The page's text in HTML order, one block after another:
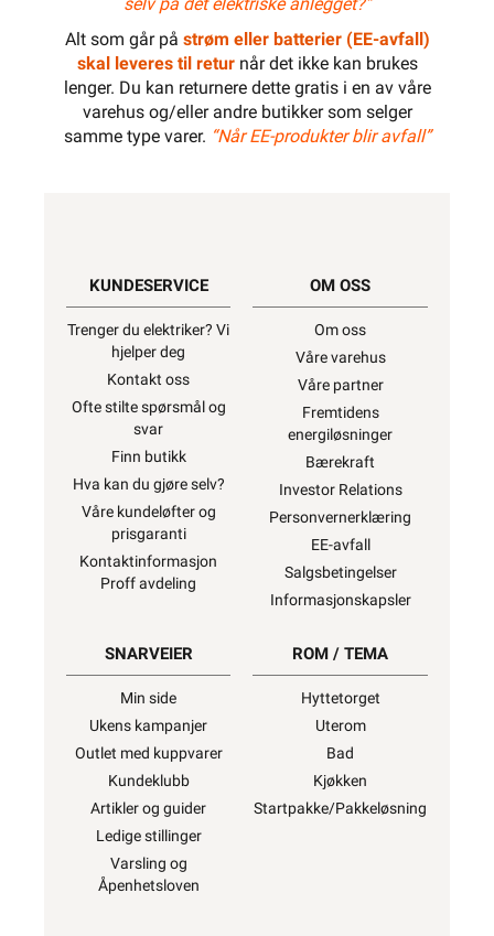
Alt som går på strøm eller batterier (EE-avfall)
skal leveres til returnår det ikke kan brukes
lenger. Du kan returnere dette gratis i en av våre
varehus og/eller andre butikker som selger
samme type varer. “Når EE-produkter blir avfall”
KUNDESERVICE
Trenger du elektriker? Vi
hjelper deg
Kontakt oss
Ofte stilte spørsmål og
svar
Finn butikk
Hva kan du gjøre selv?
Våre kundeløfter og
prisgaranti
Kontaktinformasjon
Proff avdeling
OM OSS
Om oss
Våre varehus
Våre partner
Fremtidens
energiløsninger
Bærekraft
Investor Relations
Personvernerklæring
EE-avfall
Salgsbetingelser
Informasjonskapsler
SNARVEIER
Min side
Ukens kampanjer
Outlet med kuppvarer
Kundeklubb
Artikler og guider
Ledige stillinger
Varsling og
Åpenhetsloven
ROM / TEMA
Hyttetorget
Uterom
Bad
Kjøkken
Startpakke/Pakkeløsning